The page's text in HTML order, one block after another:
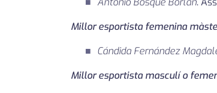
Millor esportista femenina
Cándida Fernández
Millor esportista masculí o